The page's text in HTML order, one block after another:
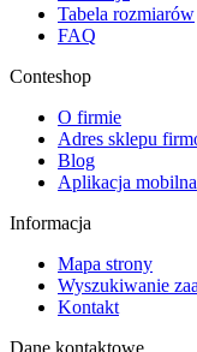
Tabela rozmiarów
FAQ
Conteshop
O firmie
Adres sklepu
Blog
Aplikacja mobilna
Informacja
Mapa strony
Wyszukiwanie
Kontakt
Dane kontaktowe